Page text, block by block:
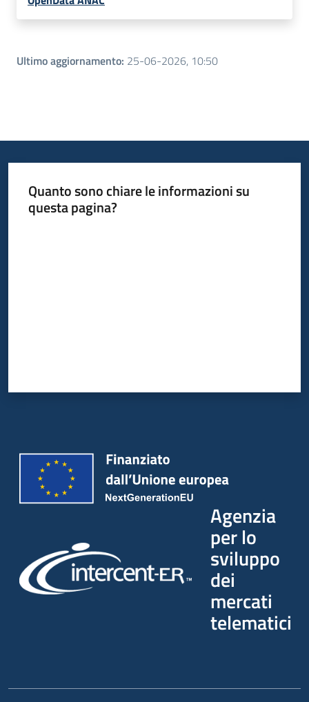
Ultimo aggiornamento: 25-06-2026, 10:50
Quanto sono chiare le informazioni su
questa pagina?
Agenzia
per lo
sviluppo
dei
mercati
telematici